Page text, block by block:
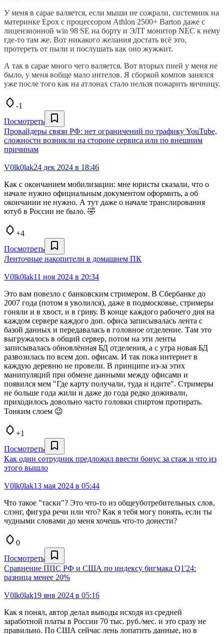
У меня в сарае валяется, если мыши не сожрали, системник на
материнке Epox с процессором Athlon 2500+ Barton даже с
лицензионной win 98 SE на борту и ЭЛТ монитор NEC к нему
где-то там же. Вот никакого желания достать всё это,
протереть от пыли и послушать как оно жужжит.
А так в сарае много чего валяется. Вот вторых пней у меня не
было, у меня вобще мало интелов. Я сборкой компов занялся
уже после того как на атлонах стало нельзя пожарить яичницу.
-1
Посмотреть
Провайдеры связи РФ: нет ограничений по трафику YouTube,
сложности возникли на стороне сервиса или по внешним
причинам
V0lk0lak24 дек 2024 в 18:46
Как с окончанием мобилизации: мне юристы сказали, что о
начале нужно официальным документом оформить, а об
окончании не нужно. А тут даже о начале транслирования
ютуб в России не было. 🤣
+4
Посмотреть
Ленточные накопители в домашнем ПК
V0lk0lak11 ноя 2024 в 20:34
Это вам повезло с банковским стримером. В Сбербанке до
2007 года (потом я уволился), даже в подмосковье, стримеры
гоняли и в хвост, и в гриву. В конце каждого рабочего дня на
каждом сервере каждого доп. офиса записывалась лента с
базой данных и передавалась в головное отделение. Там это
выгружалось в общий сервер, потом на эти ленты
записывалась обновлённая БД отделения, а с утра новая БД
развозилась по всем доп. офисам. И так пока интернет в
каждую деревню не провели. В принципе из-за этих
манипуляций при обмене данными между офисами и
появился мем "Где карту получали, туда и идите". Стримеры
не больше года жили и даже до года редко доживали,
приходилось довольно часто головки спиртом протирать.
Тонким слоем 😉
+1
Посмотреть
Как один сотрудник предложил ввести бонус за стаж и что из
этого вышло
V0lk0lak13 мая 2024 в 05:44
Что такое "таски"? Это что-то из общеуботребительных слов,
слэнг, фигура речи или что? Как я тебя могу понять, если ты
чудными словами до меня хочешь что-то донести?
0
Посмотреть
Сравнение ППС РФ и США по индексу бигмака Q1'24:
разница менее 20%
V0lk0lak19 янв 2024 в 05:16
Как я понял, автор делал выводы исходя из средней
заработной платы в России 70 тыс. руб./мес. и это сразу не
правильно. По США сейчас лень лопатить данные, но в